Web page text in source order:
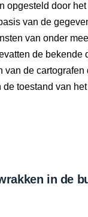
opgesteld door
van de
van onder
de bekende
van de
toestand van
in de